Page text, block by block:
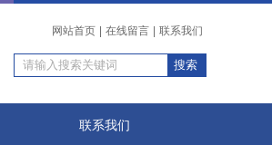
网站首页 在线留言 联系我们
联系我们